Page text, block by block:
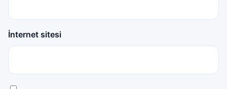
İnternet sitesi